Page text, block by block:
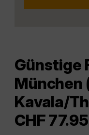
Günstige
München
Kavala/
CHF